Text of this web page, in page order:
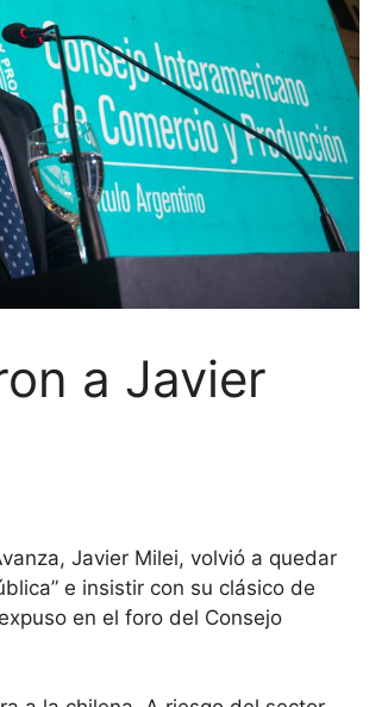
a Javier
Javier Milei, volvió a quedar
e insistir con su clásico de
en el foro del Consejo